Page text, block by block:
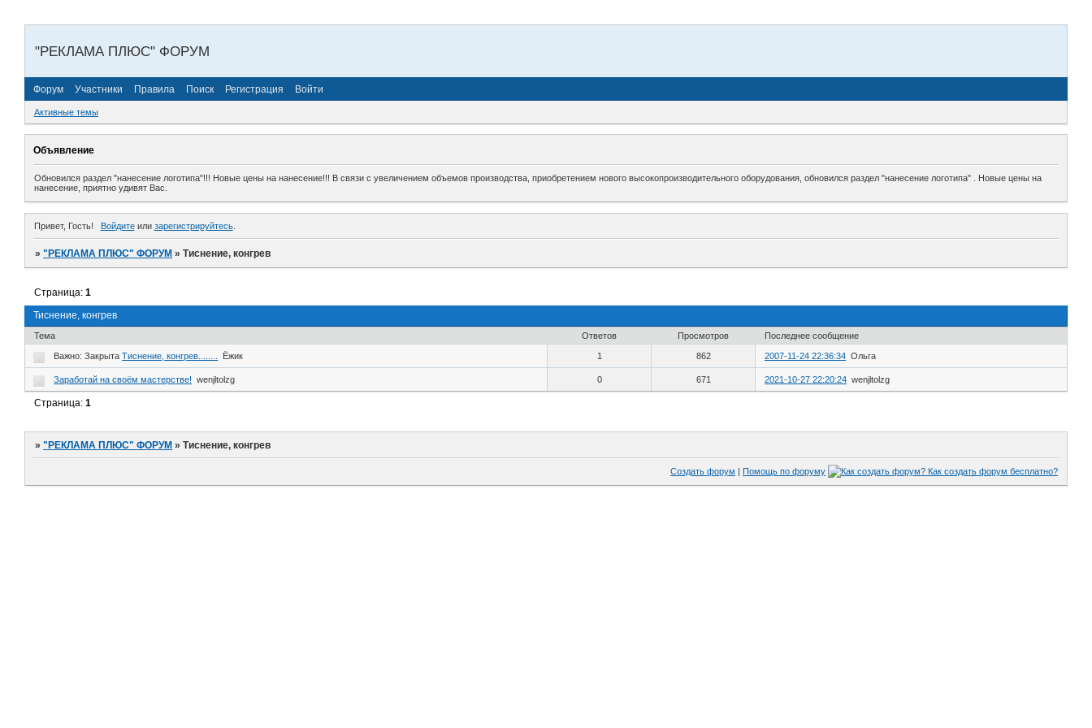
"РЕКЛАМА ПЛЮС" ФОРУМ
Форум Участники Правила Поиск Регистрация Войти
Активные темы
Объявление
Обновился раздел "нанесение логотипа"!!! Новые цены на нанесение!!! В связи с увеличением объемов производства, приобретением нового высокопроизводительного оборудования, обновился раздел "нанесение логотипа" . Новые цены на
нанесение, приятно удивят Вас.
Привет, Гость! Войдитеили зарегистрируйтесь.
»"РЕКЛАМА ПЛЮС" ФОРУМ »Тиснение, конгрев
Тиснение, конгрев
Страница:1
Тема Ответов Просмотров Последнее сообщение
Важно: ЗакрытаТиснение, конгрев........ Ёжик 1 862 2007-11-24 22:36:34 Ольга
Заработай на своём мастерстве! wenjltolzg 0 671 2021-10-27 22:20:24 wenjltolzg
Страница:1
»"РЕКЛАМА ПЛЮС" ФОРУМ »Тиснение, конгрев
Создать форум | Помощь по форуму